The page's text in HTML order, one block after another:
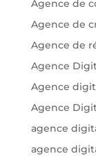
Agence de
Agence de
Agence de
Agence
Agence
Agence
agence
agence